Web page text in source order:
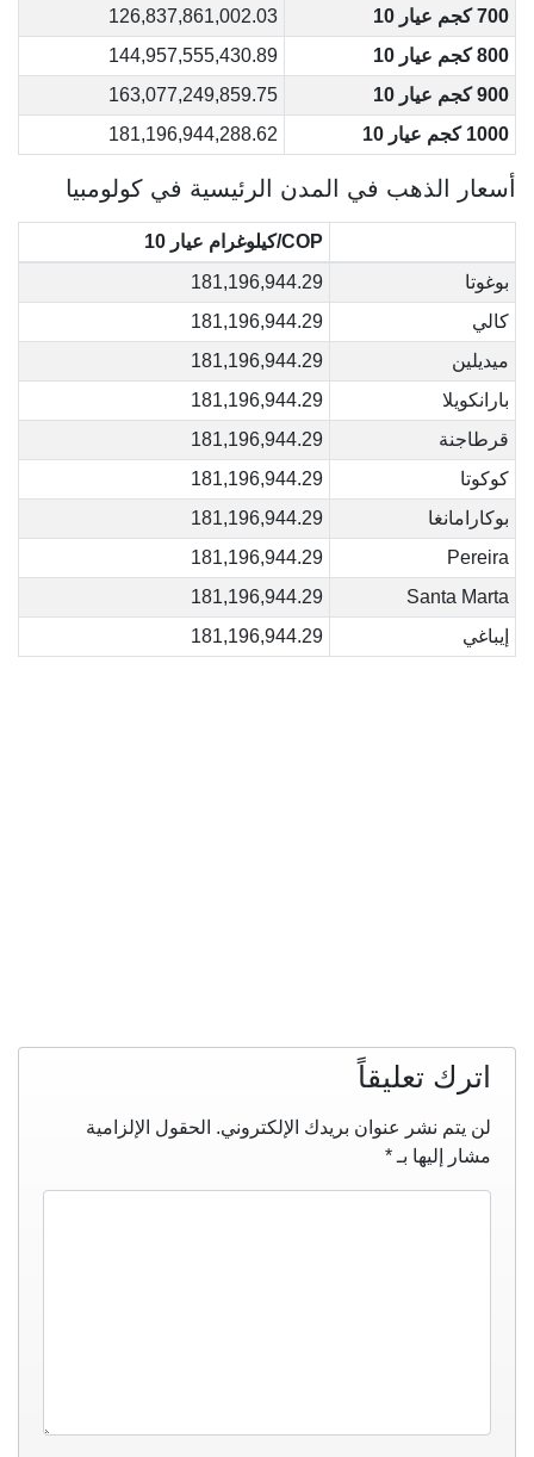
700 كجم عيار 10
126,837,861,002.03
800 كجم عيار 10
144,957,555,430.89
900 كجم عيار 10
163,077,249,859.75
1000 كجم عيار 10
181,196,944,288.62
أسعار الذهب في المدن الرئيسية في كولومبيا
COP/كيلوغرام عيار 10
بوغوتا
181,196,944.29
كالي
181,196,944.29
ميديلين
181,196,944.29
بارانكويلا
181,196,944.29
قرطاجنة
181,196,944.29
كوكوتا
181,196,944.29
بوكارامانغا
181,196,944.29
Pereira
181,196,944.29
Santa Marta
181,196,944.29
إيباغي
181,196,944.29
اترك تعليقاً
لن يتم نشر عنوان بريدك الإلكتروني. الحقول الإلزامية
مشار إليها بـ *